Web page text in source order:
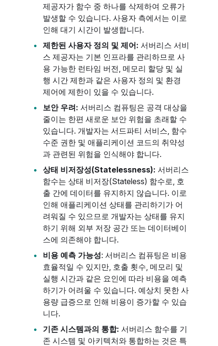
제공자가 함수 중 하나를 삭제하여 오류가
발생할 수 있습니다. 사용자 측에서는 이로
인해 대기 시간이 발생합니다.
제한된 사용자 정의 및 제어: 서버리스 서비
스 제공자는 기본 인프라를 관리하므로 사
용 가능한 런타임 버전, 메모리 할당 및 실
행 시간 제한과 같은 사용자 정의 및 환경
제어에 제한이 있을 수 있습니다.
보안 우려: 서버리스 컴퓨팅은 공격 대상을
줄이는 한편 새로운 보안 위험을 초래할 수
있습니다. 개발자는 서드파티 서비스, 함수
수준 권한 및 애플리케이션 코드의 취약성
과 관련된 위험을 인식해야 합니다.
상태 비저장성(Statelessness): 서버리스
함수는 상태 비저장(Stateless) 함수로, 호
출 간에 데이터를 유지하지 않습니다. 이로
인해 애플리케이션 상태를 관리하기가 어
려워질 수 있으므로 개발자는 상태를 유지
하기 위해 외부 저장 공간 또는 데이터베이
스에 의존해야 합니다.
비용 예측 가능성: 서버리스 컴퓨팅은 비용
효율적일 수 있지만, 호출 횟수, 메모리 및
실행 시간과 같은 요인에 따라 비용을 예측
하기가 어려울 수 있습니다. 예상치 못한 사
용량 급증으로 인해 비용이 증가할 수 있습
니다.
기존 시스템과의 통합: 서버리스 함수를 기
존 시스템 및 아키텍처와 통합하는 것은 특